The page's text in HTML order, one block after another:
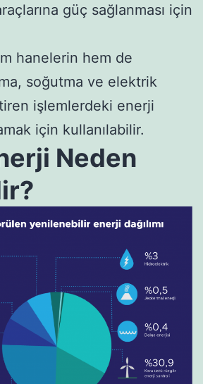
güç sağlanması için
hanelerin hem de
soğutma ve elektrik
işlemlerdeki enerji
için kullanılabilir.
Neden